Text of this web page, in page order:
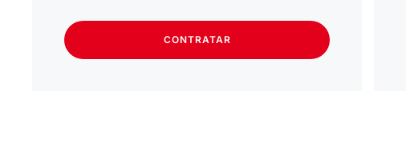
CONTRATAR